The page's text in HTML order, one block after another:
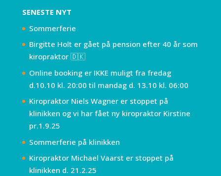
SENESTE NYT
Sommerferie
Birgitte Holt er gået på pension efter 40 år som
kiropraktor 🇩🇰
Online booking er IKKE muligt fra fredag
d.10.10 kl. 20:00 til mandag d. 13.10 kl. 06:00
Kiropraktor Niels Wagner er stoppet på
klinikken og vi har fået ny kiropraktor Kirstine
pr.1.9.25
Sommerferie på klinikken
Kiropraktor Michael Vaarst er stoppet på
klinikken d. 21.2.25